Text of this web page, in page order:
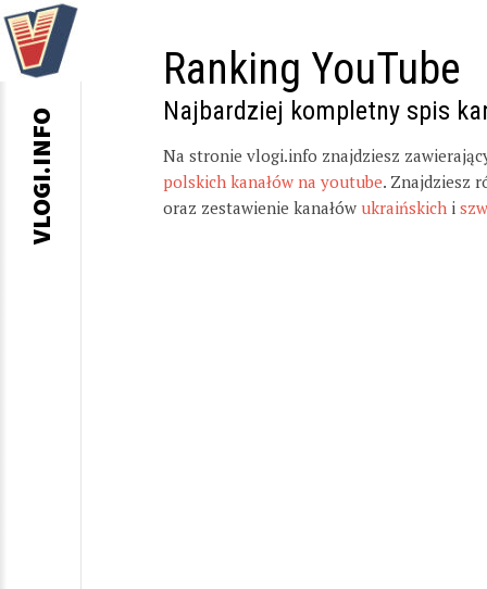
Ranking YouTube
Najbardziej kompletny spis
Na stronie vlogi.info znajdziesz
polskich kanałów na youtube. Znajdziesz
oraz zestawienie kanałów ukraińskich i
VLOGI.INFO